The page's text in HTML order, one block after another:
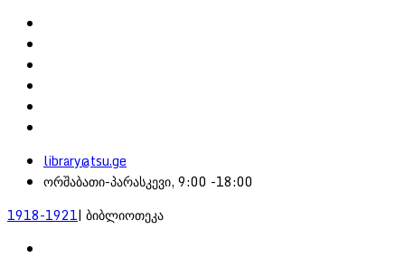
library@tsu.ge
ორშაბათი-პარასკევი, 9:00 -18:00
1918-1921| ბიბლიოთეკა